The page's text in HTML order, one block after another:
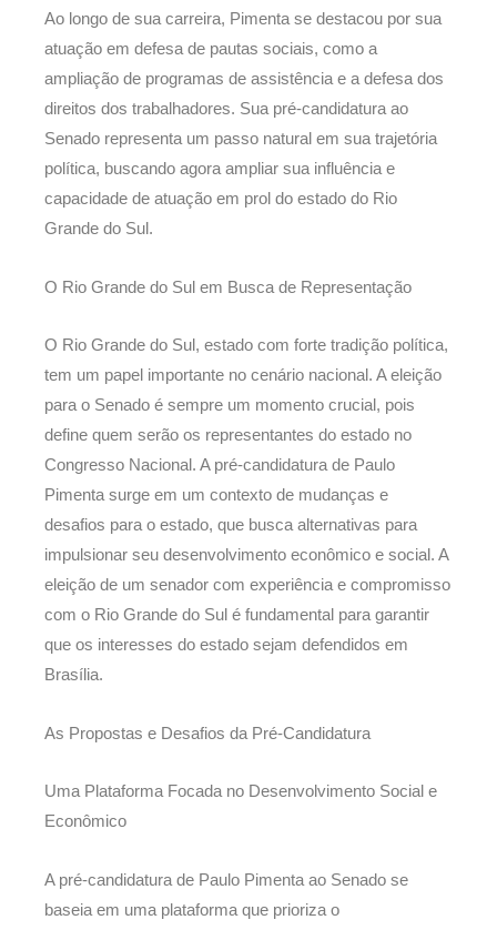
Ao longo de sua carreira, Pimenta se destacou por sua
atuação em defesa de pautas sociais, como a
ampliação de programas de assistência e a defesa dos
direitos dos trabalhadores. Sua pré-candidatura ao
Senado representa um passo natural em sua trajetória
política, buscando agora ampliar sua influência e
capacidade de atuação em prol do estado do Rio
Grande do Sul.
O Rio Grande do Sul em Busca de Representação
O Rio Grande do Sul, estado com forte tradição política,
tem um papel importante no cenário nacional. A eleição
para o Senado é sempre um momento crucial, pois
define quem serão os representantes do estado no
Congresso Nacional. A pré-candidatura de Paulo
Pimenta surge em um contexto de mudanças e
desafios para o estado, que busca alternativas para
impulsionar seu desenvolvimento econômico e social. A
eleição de um senador com experiência e compromisso
com o Rio Grande do Sul é fundamental para garantir
que os interesses do estado sejam defendidos em
Brasília.
As Propostas e Desafios da Pré-Candidatura
Uma Plataforma Focada no Desenvolvimento Social e
Econômico
A pré-candidatura de Paulo Pimenta ao Senado se
baseia em uma plataforma que prioriza o